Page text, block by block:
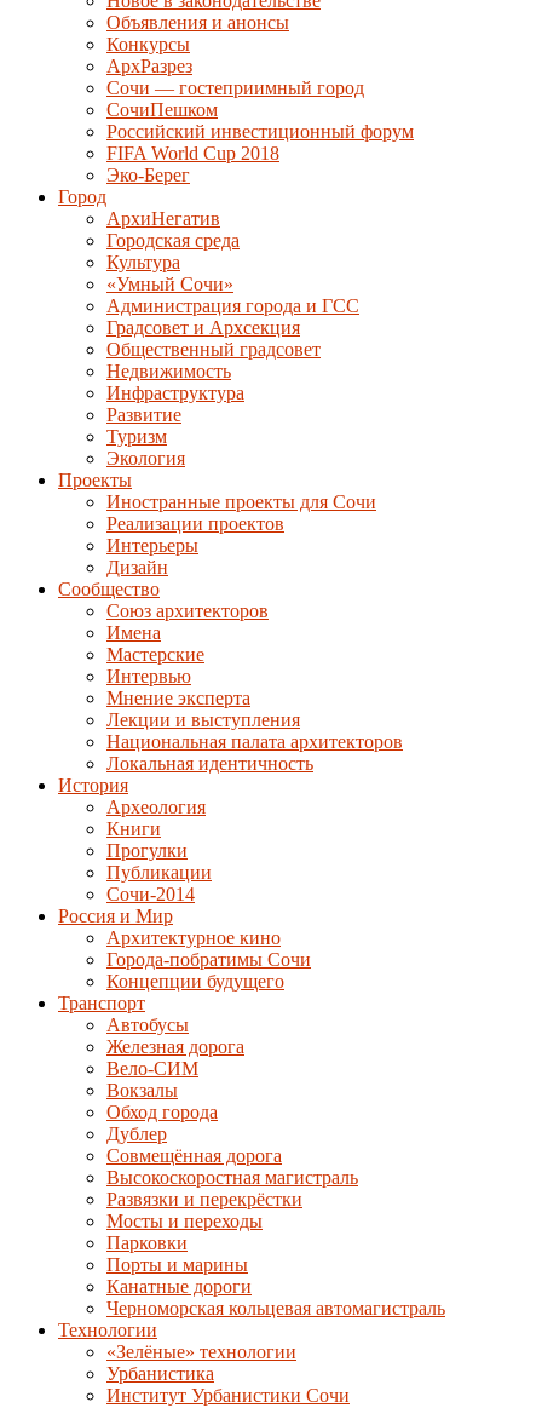
Объявления и анонсы
Конкурсы
АрхРазрез
Сочи — гостеприимный город
СочиПешком
Российский инвестиционный форум
FIFA World Cup 2018
Эко-Берег
Город
АрхиНегатив
Городская среда
Культура
«Умный Сочи»
Администрация города и ГСС
Градсовет и Архсекция
Общественный градсовет
Недвижимость
Инфраструктура
Развитие
Туризм
Экология
Проекты
Иностранные проекты для Сочи
Реализации проектов
Интерьеры
Дизайн
Сообщество
Союз архитекторов
Имена
Мастерские
Интервью
Мнение эксперта
Лекции и выступления
Национальная палата архитекторов
Локальная идентичность
История
Археология
Книги
Прогулки
Публикации
Сочи-2014
Россия и Мир
Архитектурное кино
Города-побратимы Сочи
Концепции будущего
Транспорт
Автобусы
Железная дорога
Вело-СИМ
Вокзалы
Обход города
Дублер
Совмещённая дорога
Высокоскоростная магистраль
Развязки и перекрёстки
Мосты и переходы
Парковки
Порты и марины
Канатные дороги
Черноморская кольцевая автомагистраль
Технологии
«Зелёные» технологии
Урбанистика
Институт Урбанистики Сочи